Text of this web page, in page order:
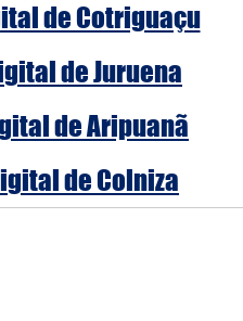
de Cotriguaçu
de Juruena
de Aripuanã
de Colniza